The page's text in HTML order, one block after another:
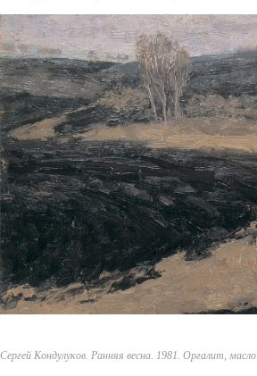
Сергей Кондулуков. Ранняя весна. 1981. Оргалит, масло